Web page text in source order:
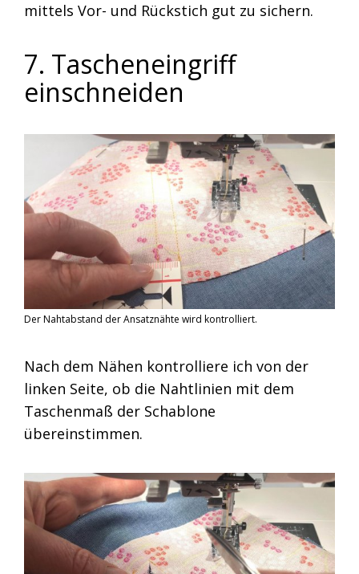
mittels Vor- und Rückstich gut zu sichern.
7. Tascheneingriff
einschneiden
Der Nahtabstand der Ansatznähte wird kontrolliert.
Nach dem Nähen kontrolliere ich von der
linken Seite, ob die Nahtlinien mit dem
Taschenmaß der Schablone
übereinstimmen.